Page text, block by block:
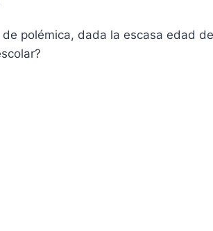
polémica, dada la escasa edad